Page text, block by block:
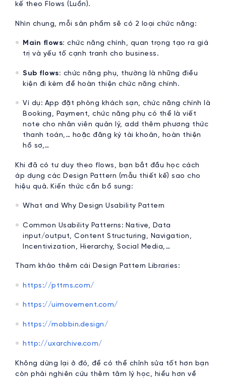
kế theo Flows (Luồn).
Nhìn chung, mỗi sản phẩm sẽ có 2 loại chức năng:
Main flows: chức năng chính, quan trọng tạo ra giá
trị và yếu tố cạnh tranh cho business.
Sub flows: chức năng phụ, thường là những điều
kiện đi kèm để hoàn thiện chức năng chính.
Ví dụ: App đặt phòng khách sạn, chức năng chính là
Booking, Payment, chức năng phụ có thể là viết
note cho nhân viên quản lý, add thêm phương thức
thanh toán,… hoặc đăng ký tài khoản, hoàn thiện
hồ sơ,…
Khi đã có tư duy theo flows, bạn bắt đầu học cách
áp dụng các Design Pattern (mẫu thiết kế) sao cho
hiệu quả. Kiến thức cần bổ sung:
What and Why Design Usability Pattern
Common Usability Patterns: Native, Data
input/output, Content Structuring, Navigation,
Incentivization, Hierarchy, Social Media,…
Tham khảo thêm cái Design Pattern Libraries:
https://pttrns.com/
https://uimovement.com/
https://mobbin.design/
http://uxarchive.com/
Không dừng lại ở đó, để có thể chỉnh sửa tốt hơn bạn
còn phải nghiên cứu thêm tâm lý học, hiểu hơn về